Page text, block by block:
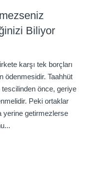
Biliyor
karşı tek borçları
ödenmesidir. Taahhüt
önce, geriye
Peki ortaklar
yerine getirmezlerse